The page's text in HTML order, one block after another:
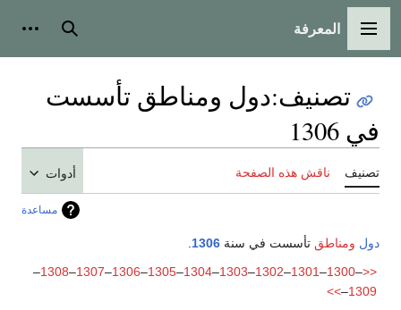
القائمة الرئيسية
المعرفة بحث
تصنيف:دول ومناطق تأسست
في 1306
تصنيف ناقش هذه الصفحة أدوات
مساعدة
دول ومناطق تأسست في سنة 1306
<<
–
1300
–
1301
–
1302
–
1303
–
1304
–
1305
–
1306
–
1307
–
1308
–
1309
–
>>